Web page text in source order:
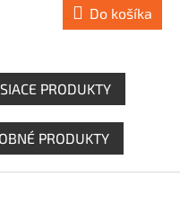
Do košíka
PRODUKTY
PRODUKTY